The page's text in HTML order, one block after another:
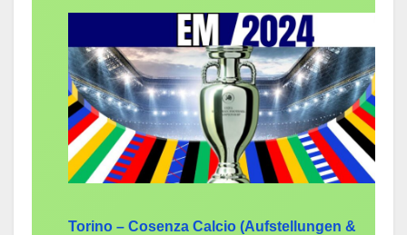
gegen
Sevilla
–
Vorhersage,
Team-
News,
Aufstellungen
Torino – Cosenza Calcio (Aufstellungen &